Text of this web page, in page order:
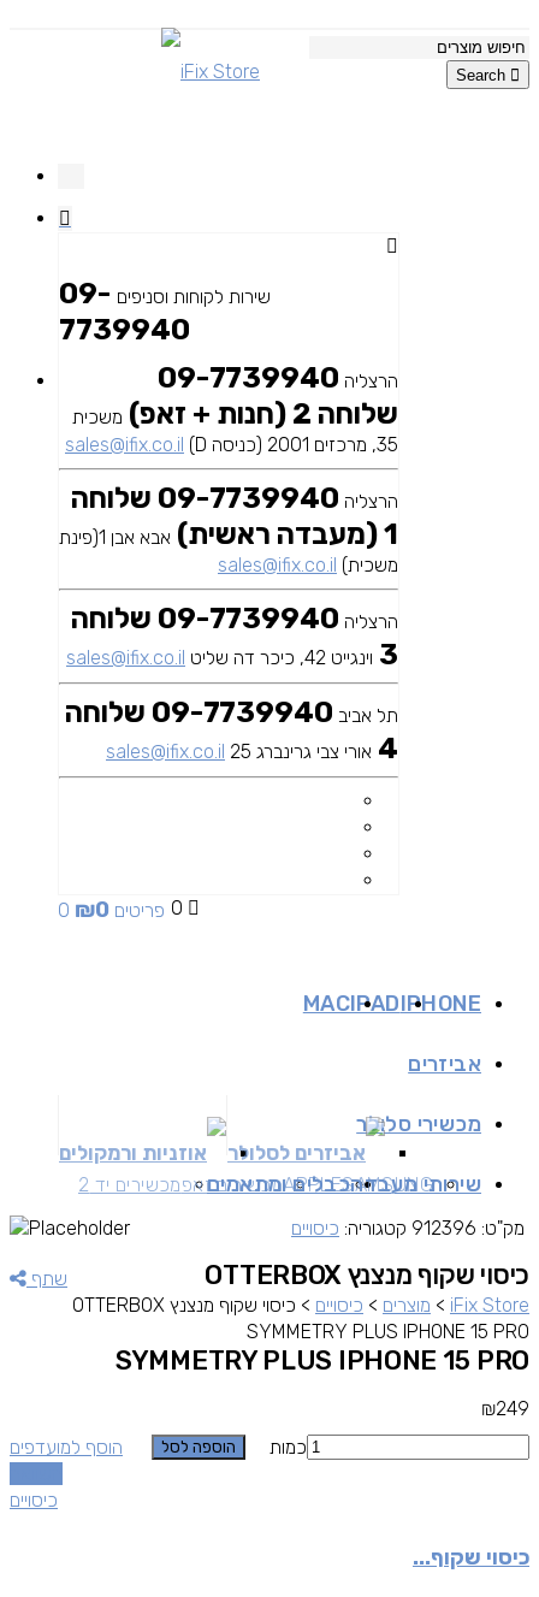
Search
שירות לקוחות וסניפים 09-
7739940
הרצליה 09-7739940
שלוחה 2 (חנות + זאפ)
משכית
35, מרכזים 2001 (כניסה D)
sales@ifix.co.il
הרצליה
09-7739940 שלוחה
1 (מעבדה ראשית)
אבא אבן 1(פינת
משכית) sales@ifix.co.il
הרצליה
09-7739940 שלוחה
3 וינגייט 42, כיכר דה שליט sales@ifix.co.il
תל אביב
09-7739940 שלוחה
4 אורי צבי גרינברג 25 sales@ifix.co.il
0 0 פריטים ₪0
IPHONE
IPAD
MAC
אביזרים
אביזרים לסלולר אוזניות ורמקולים
מכשירי סלולר
SAMSUNG
APPLEמכשירים זאפמכשירים יד 2 שירותי מעבדהכבלים ומתאמים
שתף
iFix Store
> מוצרים > כיסויים >
כיסוי שקוף מנצנץ OTTERBOX
SYMMETRY PLUS IPHONE 15 PRO
כיסוי שקוף מנצנץ OTTERBOX
SYMMETRY PLUS IPHONE 15 PRO
₪249
כמות
הוספה לסל
הוסף למועדפים
מק"ט: 912396 קטגוריה: כיסויים
כיסויים
כיסוי שקוף...